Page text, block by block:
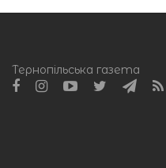
Тернопільська газета